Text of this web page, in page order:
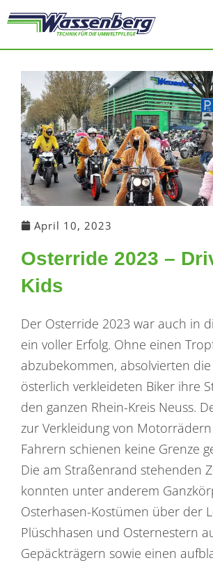
Inhalt
springen
April 10, 2023
Osterride 2023 –
Kids
Der Osterride 2023 war auch in
ein voller Erfolg. Ohne einen
abzubekommen, absolvierten
österlich verkleideten Biker ihre
den ganzen Rhein-Kreis Neuss.
zur Verkleidung von
Fahrern schienen keine Grenze
Die am Straßenrand stehenden
konnten unter anderem
Osterhasen-Kostümen über der
Plüschhasen und Osternestern
Gepäckträgern sowie einen